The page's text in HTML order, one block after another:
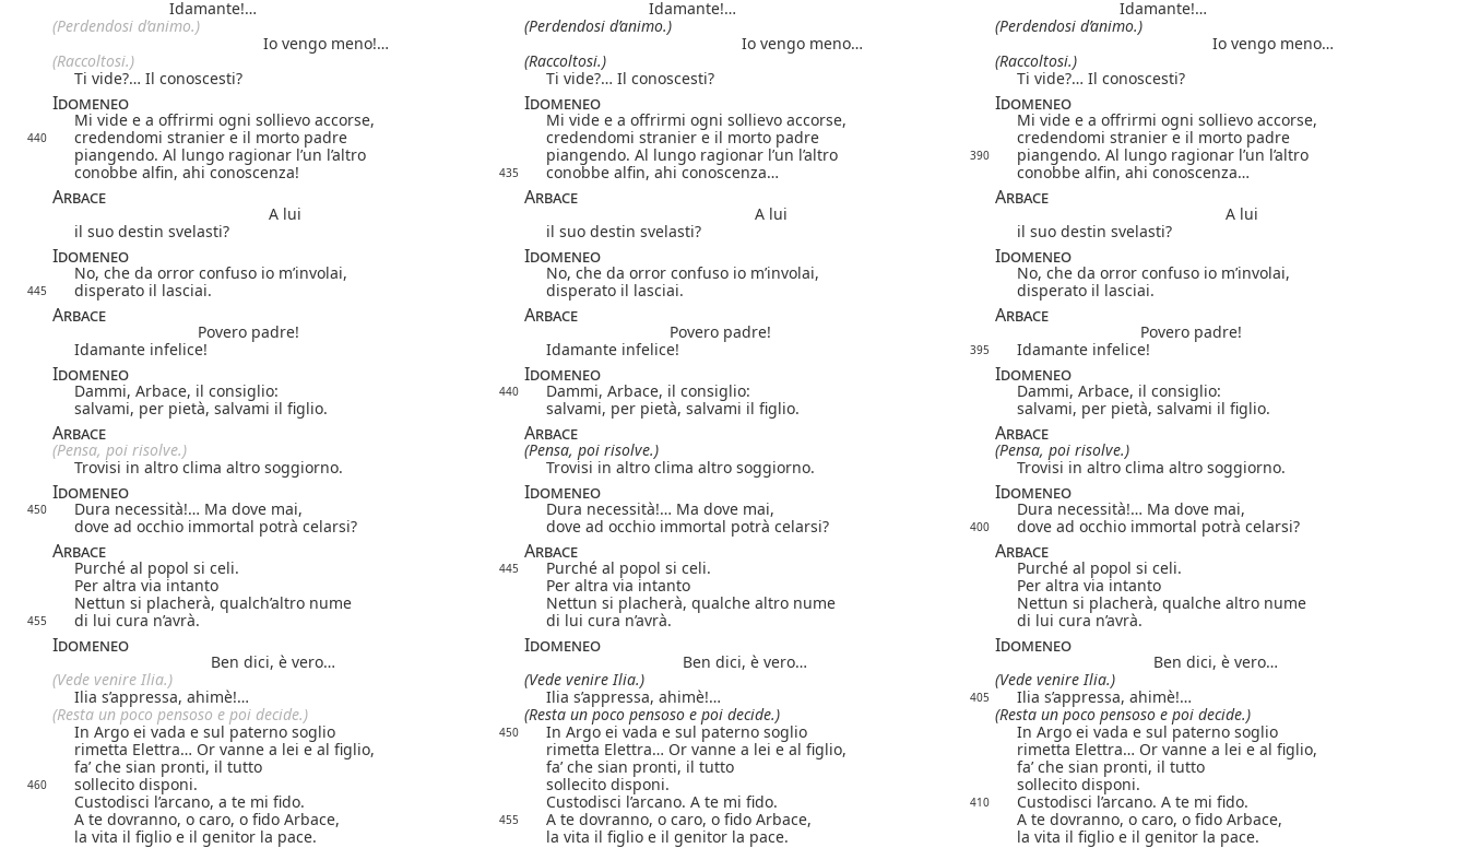
Idamante!… Idamante!…
Idamante!…
(Perdendosi d’animo.)
(Perdendosi d’animo.)
(Perdendosi d’animo.)
Io vengo meno!…
Io vengo meno…
Io vengo meno…
(Raccoltosi.)
(Raccoltosi.)
(Raccoltosi.)
Ti vide?… Il conoscesti?
Ti vide?… Il conoscesti? Ti vide?… Il conoscesti?
Idomeneo Idomeneo Idomeneo
Mi vide e a offrirmi ogni sollievo accorse, Mi vide e a offrirmi ogni sollievo accorse, Mi vide e a offrirmi ogni sollievo accorse,
440 credendomi stranier e il morto padre credendomi stranier e il morto padre
credendomi stranier e il morto padre
piangendo. Al lungo ragionar l’un l’altro
piangendo. Al lungo ragionar l’un l’altro 390
piangendo. Al lungo ragionar l’un l’altro
conobbe alfin, ahi conoscenza!
435 conobbe alfin, ahi conoscenza… conobbe alfin, ahi conoscenza…
Arbace Arbace Arbace
A lui A lui
A lui
il suo destin svelasti?
il suo destin svelasti? il suo destin svelasti?
Idomeneo Idomeneo Idomeneo
No, che da orror confuso io m’involai, No, che da orror confuso io m’involai, No, che da orror confuso io m’involai,
445 disperato il lasciai. disperato il lasciai. disperato il lasciai.
Arbace Arbace Arbace
Povero padre! Povero padre!
Povero padre!
Idamante infelice!
Idamante infelice! 395 Idamante infelice!
Idomeneo Idomeneo Idomeneo
Dammi, Arbace, il consiglio: 440 Dammi, Arbace, il consiglio:
Dammi, Arbace, il consiglio:
salvami, per pietà, salvami il figlio.
salvami, per pietà, salvami il figlio. salvami, per pietà, salvami il figlio.
Arbace Arbace Arbace
(Pensa, poi risolve.) (Pensa, poi risolve.)
(Pensa, poi risolve.)
Trovisi in altro clima altro soggiorno.
Trovisi in altro clima altro soggiorno. Trovisi in altro clima altro soggiorno.
Idomeneo Idomeneo Idomeneo
450 Dura necessità!… Ma dove mai, Dura necessità!… Ma dove mai,
Dura necessità!… Ma dove mai,
dove ad occhio immortal potrà celarsi?
dove ad occhio immortal potrà celarsi? 400 dove ad occhio immortal potrà celarsi?
Arbace Arbace Arbace
Purché al popol si celi. 445 Purché al popol si celi.
Purché al popol si celi.
Per altra via intanto
Per altra via intanto
Per altra via intanto
Nettun si placherà, qualch’altro nume
Nettun si placherà, qualche altro nume Nettun si placherà, qualche altro nume
455 di lui cura n’avrà. di lui cura n’avrà. di lui cura n’avrà.
Idomeneo Idomeneo Idomeneo
Ben dici, è vero… Ben dici, è vero…
Ben dici, è vero…
(Vede venire Ilia.)
(Vede venire Ilia.)
(Vede venire Ilia.)
Ilia s’appressa, ahimè!…
Ilia s’appressa, ahimè!… 405
Ilia s’appressa, ahimè!…
(Resta un poco pensoso e poi decide.)
(Resta un poco pensoso e poi decide.)
(Resta un poco pensoso e poi decide.)
In Argo ei vada e sul paterno soglio
450 In Argo ei vada e sul paterno soglio
In Argo ei vada e sul paterno soglio
rimetta Elettra… Or vanne a lei e al figlio,
rimetta Elettra… Or vanne a lei e al figlio,
rimetta Elettra… Or vanne a lei e al figlio,
fa’ che sian pronti, il tutto
fa’ che sian pronti, il tutto fa’ che sian pronti, il tutto
460 sollecito disponi. sollecito disponi.
sollecito disponi.
Custodisci l’arcano, a te mi fido.
Custodisci l’arcano. A te mi fido. 410
Custodisci l’arcano. A te mi fido.
A te dovranno, o caro, o fido Arbace,
455 A te dovranno, o caro, o fido Arbace,
A te dovranno, o caro, o fido Arbace,
la vita il figlio e il genitor la pace.
la vita il figlio e il genitor la pace. la vita il figlio e il genitor la pace.